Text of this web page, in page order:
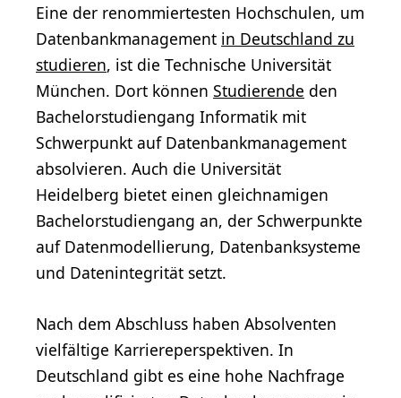
Eine der renommiertesten Hochschulen, um
Datenbankmanagement in Deutschland zu
studieren, ist die Technische Universität
München. Dort können Studierende den
Bachelorstudiengang Informatik mit
Schwerpunkt auf Datenbankmanagement
absolvieren. Auch die Universität
Heidelberg bietet einen gleichnamigen
Bachelorstudiengang an, der Schwerpunkte
auf Datenmodellierung, Datenbanksysteme
und Datenintegrität setzt.
Nach dem Abschluss haben Absolventen
vielfältige Karriereperspektiven. In
Deutschland gibt es eine hohe Nachfrage